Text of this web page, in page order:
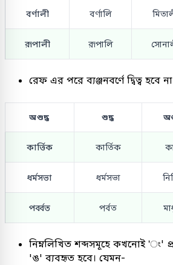
বর্ণালী বর্ণালি
রূপালী রূপালি
রেফ এর পরে ব্যঞ্জনবর্ণে দ্বিত্ব হবে
অশুদ্ধ শুদ্ধ
কার্ত্তিক কার্তিক
ধর্মসভা ধর্মসভা
পর্ব্বত পর্বত
নিম্নলিখিত শব্দসমূহে কখনোই 'ং'
'ঙ' ব্যবহৃত হবে। যেমন-